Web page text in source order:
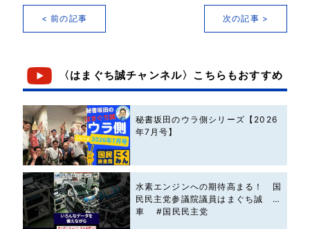
< 前の記事 次の記事 >
〈はまぐち誠チャンネル〉こちらもおすすめ
秘書坂田のウラ側シリーズ【2026
年7月号】
水素エンジンへの期待高まる！ 国
民民主党参議院議員はまぐち誠 #
車 #国民民主党